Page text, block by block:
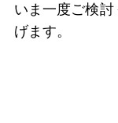
いま一度ご検
げます。